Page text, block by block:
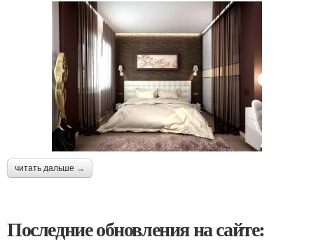
читать дальше →
Последние обновления на сайте: